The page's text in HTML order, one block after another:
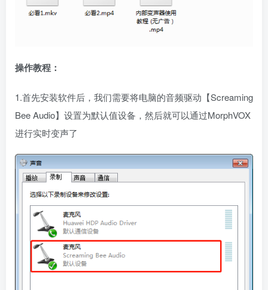
操作教程：
1.首先安装软件后，我们需要将电脑的音频驱动【Screaming
Bee Audio】设置为默认值设备，然后就可以通过MorphVOX
进行实时变声了